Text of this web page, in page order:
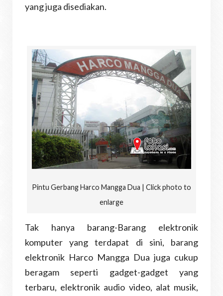
yang juga disediakan.
Pintu Gerbang Harco Mangga Dua | Click photo to
enlarge
Tak hanya barang-Barang elektronik
komputer yang terdapat di sini, barang
elektronik Harco Mangga Dua juga cukup
beragam seperti gadget-gadget yang
terbaru, elektronik audio video, alat musik,